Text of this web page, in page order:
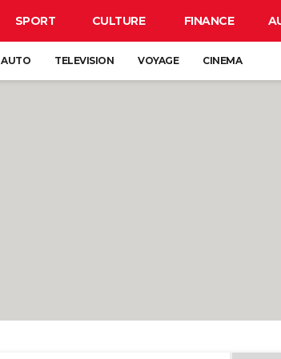
SPORT CULTURE FINANCE
AUTO TELEVISION VOYAGE CINEMA